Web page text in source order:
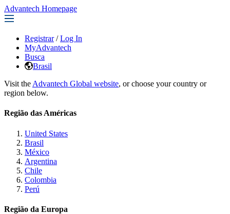
Advantech Homepage
Registrar / Log In
MyAdvantech
Busca
Brasil
Visit the Advantech Global website, or choose your country or
region below.
Região das Américas
United States
Brasil
México
Argentina
Chile
Colombia
Perú
Região da Europa